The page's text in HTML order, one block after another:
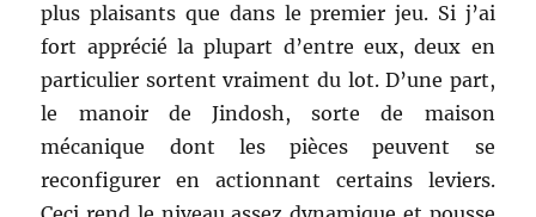
plus plaisants que dans le premier jeu. Si j’ai
fort apprécié la plupart d’entre eux, deux en
particulier sortent vraiment du lot. D’une part,
le manoir de Jindosh, sorte de maison
mécanique dont les pièces peuvent se
reconfigurer en actionnant certains leviers.